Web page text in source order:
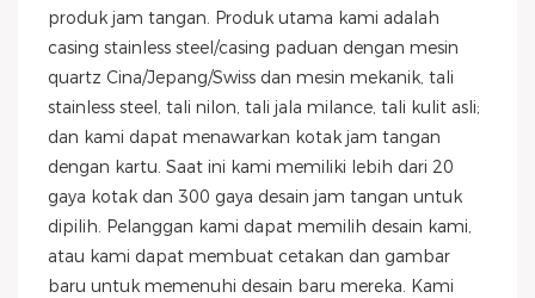
produk jam tangan. Produk utama kami adalah
casing stainless steel/casing paduan dengan mesin
quartz Cina/Jepang/Swiss dan mesin mekanik, tali
stainless steel, tali nilon, tali jala milance, tali kulit asli;
dan kami dapat menawarkan kotak jam tangan
dengan kartu. Saat ini kami memiliki lebih dari 20
gaya kotak dan 300 gaya desain jam tangan untuk
dipilih. Pelanggan kami dapat memilih desain kami,
atau kami dapat membuat cetakan dan gambar
baru untuk memenuhi desain baru mereka. Kami